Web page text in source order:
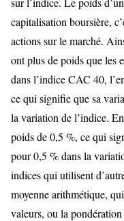
capitalisation boursière,
actions sur le marché.
ont plus de poids que les
dans l’indice CAC 40,
ce qui signifie que sa
la variation de l’indice.
poids de 0,5 %, ce qui
pour 0,5 % dans la
indices qui utilisent
moyenne arithmétique,
valeurs, ou la